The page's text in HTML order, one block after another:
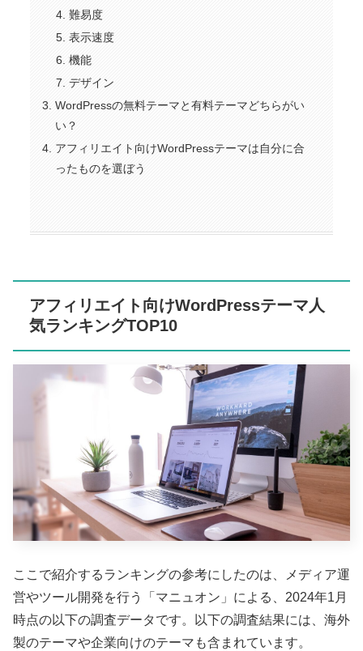
難易度
表示速度
機能
デザイン
WordPressの無料テーマと有料テーマどちらがい
い？
アフィリエイト向けWordPressテーマは自分に合
ったものを選ぼう
アフィリエイト向けWordPressテーマ人
気ランキングTOP10
ここで紹介するランキングの参考にしたのは、メディア運
営やツール開発を行う「マニュオン」による、2024年1月
時点の以下の調査データです。以下の調査結果には、海外
製のテーマや企業向けのテーマも含まれています。